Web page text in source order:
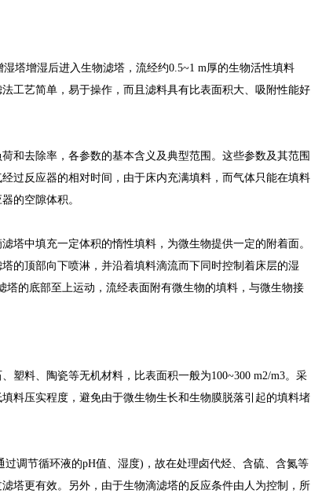
塔增湿后进入生物滤塔，流经约0.5~1 m厚的生物活性填料
工艺简单，易于操作，而且滤料具有比表面积大、吸附性能好
和去除率，各参数的基本含义及典型范围。这些参数及其范围
过反应器的相对时间，由于床内充满填料，而气体只能在填料
的空隙体积。
塔中填充一定体积的惰性填料，为微生物提供一定的附着面。
的顶部向下喷淋，并沿着填料滴流而下同时控制着床层的湿
塔的底部至上运动，流经表面附有微生物的填料，与微生物接
塑料、陶瓷等无机材料，比表面积一般为100~300 m2/m3。采
料压实程度，避免由于微生物生长和生物膜脱落引起的填料堵
调节循环液的pH值、湿度)，故在处理卤代烃、含硫、含氮等
塔更有效。另外，由于生物滴滤塔的反应条件由人为控制，所